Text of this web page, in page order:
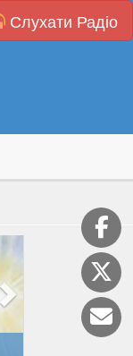
Слухати Радіо
15:20